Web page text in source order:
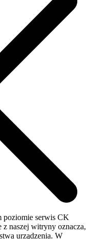
poziomie serwis CK
naszej witryny oznacza,
urządzenia. W